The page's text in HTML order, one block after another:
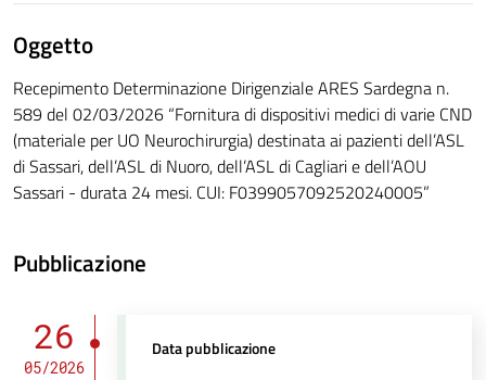
Oggetto
Recepimento Determinazione Dirigenziale ARES Sardegna n.
589 del 02/03/2026 “Fornitura di dispositivi medici di varie CND
(materiale per UO Neurochirurgia) destinata ai pazienti dell’ASL
di Sassari, dell’ASL di Nuoro, dell’ASL di Cagliari e dell’AOU
Sassari - durata 24 mesi. CUI: F0399057092520240005”
Pubblicazione
26
05/2026
Data pubblicazione